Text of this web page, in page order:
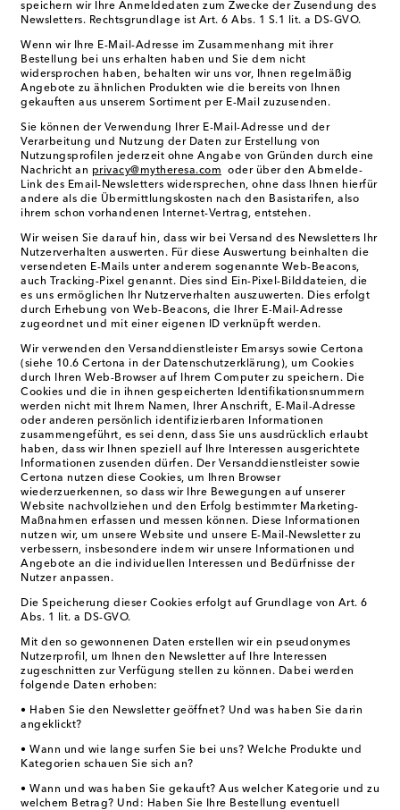
speichern wir Ihre Anmeldedaten zum Zwecke der Zusendung des
Newsletters. Rechtsgrundlage ist Art. 6 Abs. 1 S.1 lit. a DS-GVO.
Wenn wir Ihre E-Mail-Adresse im Zusammenhang mit ihrer
Bestellung bei uns erhalten haben und Sie dem nicht
widersprochen haben, behalten wir uns vor, Ihnen regelmäßig
Angebote zu ähnlichen Produkten wie die bereits von Ihnen
gekauften aus unserem Sortiment per E-Mail zuzusenden.
Sie können der Verwendung Ihrer E-Mail-Adresse und der
Verarbeitung und Nutzung der Daten zur Erstellung von
Nutzungsprofilen jederzeit ohne Angabe von Gründen durch eine
Nachricht an privacy@mytheresa.com oder über den Abmelde-
Link des Email-Newsletters widersprechen, ohne dass Ihnen hierfür
andere als die Übermittlungskosten nach den Basistarifen, also
ihrem schon vorhandenen Internet-Vertrag, entstehen.
Wir weisen Sie darauf hin, dass wir bei Versand des Newsletters Ihr
Nutzerverhalten auswerten. Für diese Auswertung beinhalten die
versendeten E-Mails unter anderem sogenannte Web-Beacons,
auch Tracking-Pixel genannt. Dies sind Ein-Pixel-Bilddateien, die
es uns ermöglichen Ihr Nutzerverhalten auszuwerten. Dies erfolgt
durch Erhebung von Web-Beacons, die Ihrer E-Mail-Adresse
zugeordnet und mit einer eigenen ID verknüpft werden.
Wir verwenden den Versanddienstleister Emarsys sowie Certona
(siehe 10.6 Certona in der Datenschutzerklärung), um Cookies
durch Ihren Web-Browser auf Ihrem Computer zu speichern. Die
Cookies und die in ihnen gespeicherten Identifikationsnummern
werden nicht mit Ihrem Namen, Ihrer Anschrift, E-Mail-Adresse
oder anderen persönlich identifizierbaren Informationen
zusammengeführt, es sei denn, dass Sie uns ausdrücklich erlaubt
haben, dass wir Ihnen speziell auf Ihre Interessen ausgerichtete
Informationen zusenden dürfen. Der Versanddienstleister sowie
Certona nutzen diese Cookies, um Ihren Browser
wiederzuerkennen, so dass wir Ihre Bewegungen auf unserer
Website nachvollziehen und den Erfolg bestimmter Marketing-
Maßnahmen erfassen und messen können. Diese Informationen
nutzen wir, um unsere Website und unsere E-Mail-Newsletter zu
verbessern, insbesondere indem wir unsere Informationen und
Angebote an die individuellen Interessen und Bedürfnisse der
Nutzer anpassen.
Die Speicherung dieser Cookies erfolgt auf Grundlage von Art. 6
Abs. 1 lit. a DS-GVO.
Mit den so gewonnenen Daten erstellen wir ein pseudonymes
Nutzerprofil, um Ihnen den Newsletter auf Ihre Interessen
zugeschnitten zur Verfügung stellen zu können. Dabei werden
folgende Daten erhoben:
• Haben Sie den Newsletter geöffnet? Und was haben Sie darin
angeklickt?
• Wann und wie lange surfen Sie bei uns? Welche Produkte und
Kategorien schauen Sie sich an?
• Wann und was haben Sie gekauft? Aus welcher Kategorie und zu
welchem Betrag? Und: Haben Sie Ihre Bestellung eventuell